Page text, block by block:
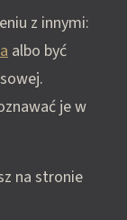
z innymi:
albo być
je w
na stronie